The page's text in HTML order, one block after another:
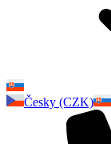
Česky (CZK)